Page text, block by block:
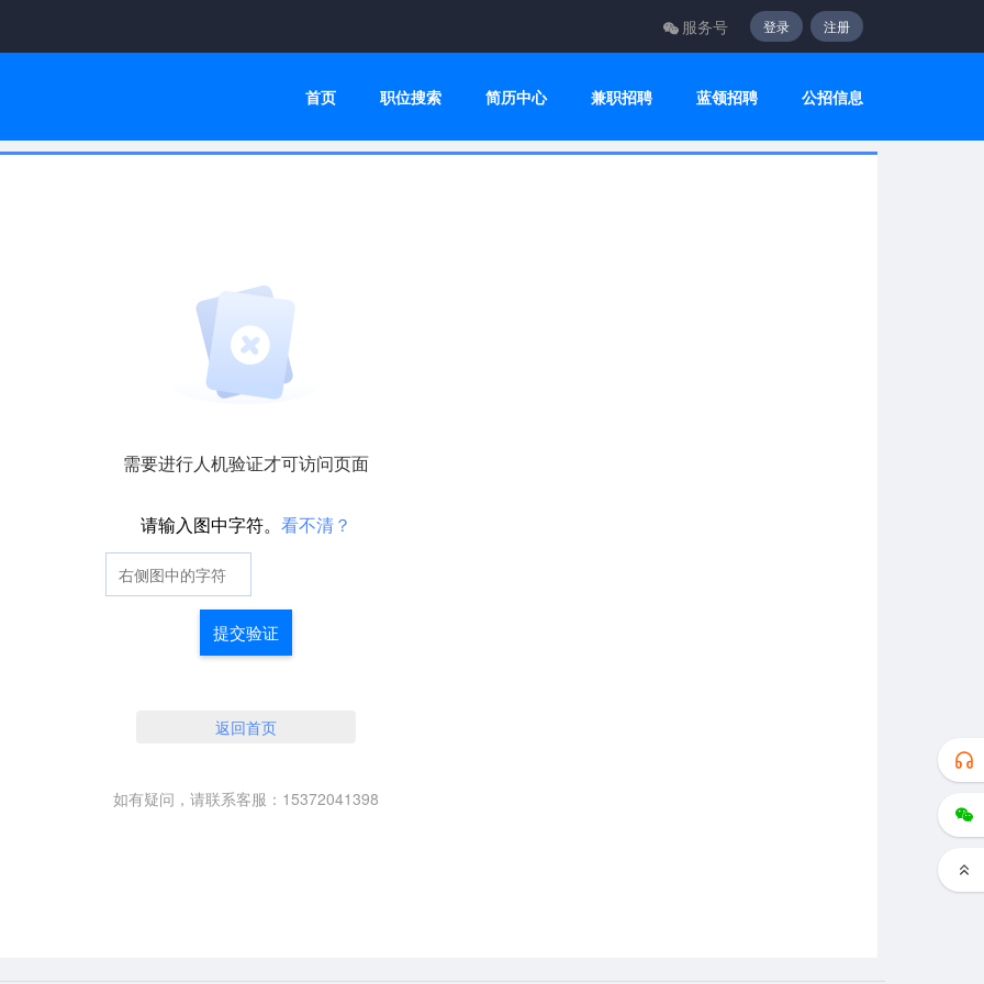
服务号 登录 注册
首页 职位搜索 简历中心 兼职招聘 蓝领招聘 公招信息
需要进行人机验证才可访问页面
请输入图中字符。 看不清？
提交验证
返回首页
如有疑问，请联系客服：15372041398